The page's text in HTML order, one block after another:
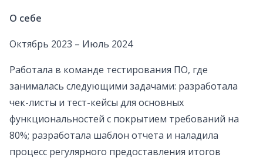
О себе
Октябрь 2023 – Июль 2024
Работала в команде тестирования ПО, где
занималась следующими задачами: разработала
чек-листы и тест-кейсы для основных
функциональностей с покрытием требований на
80%; разработала шаблон отчета и наладила
процесс регулярного предоставления итогов